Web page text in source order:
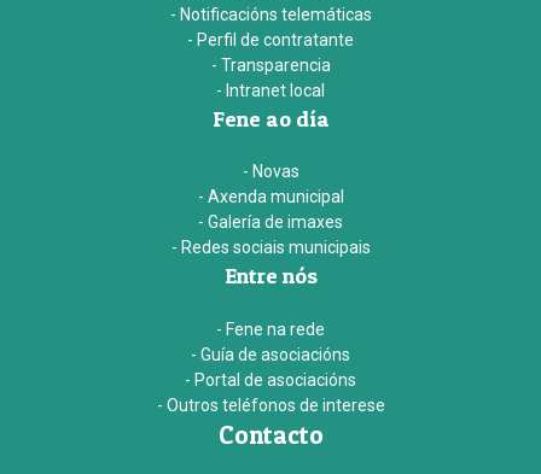
- Notificacións telemáticas
- Perfil de contratante
- Transparencia
- Intranet local
Fene ao día
- Novas
- Axenda municipal
- Galería de imaxes
- Redes sociais municipais
Entre nós
- Fene na rede
- Guía de asociacións
- Portal de asociacións
- Outros teléfonos de interese
Contacto